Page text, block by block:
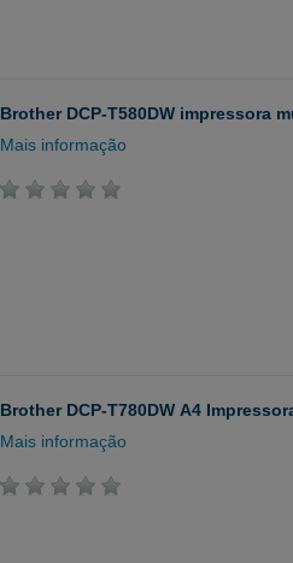
Brother DCP-T580DW impressora
Mais informação
Brother DCP-T780DW A4
Mais informação